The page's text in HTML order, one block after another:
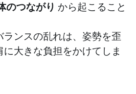
のつながり から起こること
ンスの乱れは、姿勢を歪
に大きな負担をかけてしま